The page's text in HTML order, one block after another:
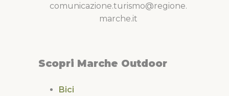
comunicazione.turismo@regione.
marche.it
Scopri Marche Outdoor
Bici